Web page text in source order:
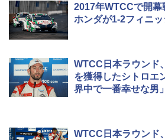
2017年WTCCで開
ホンダが1-2フィニッ
WTCC日本ラウンド
を獲得したシトロエ
界中で一番幸せな男」
WTCC日本ラウンド